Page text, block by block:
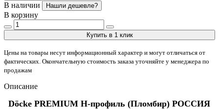
В наличии Нашли дешевле?
В корзину
Купить в 1 клик
Цены на товары несут информационный характер и могут отличаться от
фактических. Окончательную стоимость заказа уточняйте у менеджера по
продажам
Описание
Döcke PREMIUM H-профиль (Пломбир) РОССИЯ